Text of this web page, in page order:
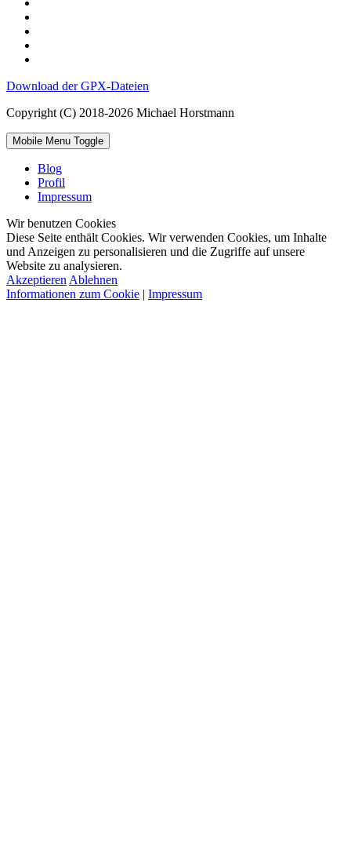
Download der GPX-Dateien
Copyright (C) 2018-2026 Michael Horstmann
Mobile Menu Toggle
Blog
Profil
Impressum
Wir benutzen Cookies
Diese Seite enthält Cookies. Wir verwenden Cookies, um Inhalte
und Anzeigen zu personalisieren und die Zugriffe auf unsere
Website zu analysieren.
Akzeptieren Ablehnen
Informationen zum Cookie | Impressum